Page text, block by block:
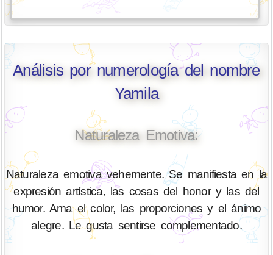
Análisis por numerología del nombre
Yamila
Naturaleza Emotiva:
Naturaleza emotiva vehemente. Se manifiesta en la
expresión artística, las cosas del honor y las del
humor. Ama el color, las proporciones y el ánimo
alegre. Le gusta sentirse complementado.